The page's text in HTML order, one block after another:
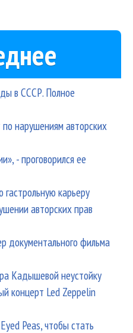
в СССР. Полное
нарушениям авторских
- проговорился ее
карьеру
авторских прав
документального фильма
Кадышевой неустойку
концерт Led Zeppelin
Peas, чтобы стать